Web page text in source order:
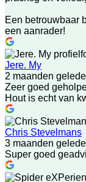
Een betrouwbaar
een aanrader!
Jere. My
2 maanden
Zeer goed
Hout is echt van
Chris Stevelmans
3 maanden
Super goed